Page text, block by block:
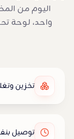
اليوم من
واحد، لوحة
تخزين
توصيل